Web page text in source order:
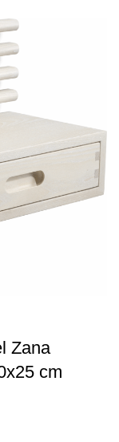
Zana
cm